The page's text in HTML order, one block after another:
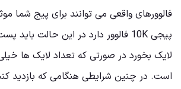
فالوورهای واقعی می توانند برای پیج شما
لایک بخورد در صورتی که تعداد لایک ها
است. در چنین شرایطی هنگامی که بازدید